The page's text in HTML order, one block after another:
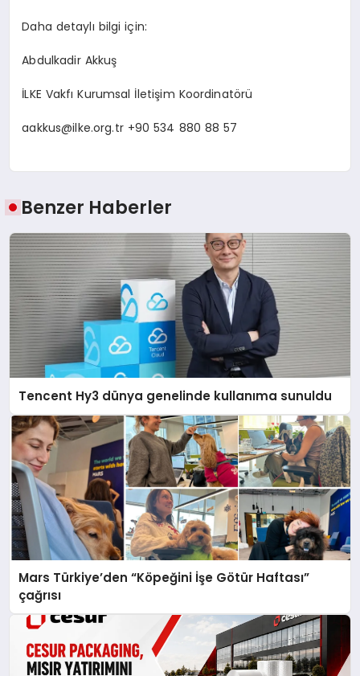
Daha detaylı bilgi için:
Abdulkadir Akkuş
İLKE Vakfı Kurumsal İletişim Koordinatörü
aakkus@ilke.org.tr+90 534 880 88 57
Benzer Haberler
Tencent Hy3 dünya genelinde kullanıma sunuldu
Mars Türkiye’den “Köpeğini İşe Götür Haftası”
çağrısı